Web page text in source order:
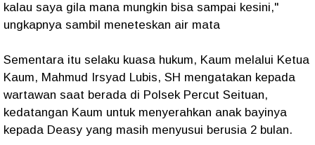
kalau saya gila mana mungkin bisa sampai kesini,"
ungkapnya sambil meneteskan air mata
Sementara itu selaku kuasa hukum, Kaum melalui Ketua
Kaum, Mahmud Irsyad Lubis, SH mengatakan kepada
wartawan saat berada di Polsek Percut Seituan,
kedatangan Kaum untuk menyerahkan anak bayinya
kepada Deasy yang masih menyusui berusia 2 bulan.